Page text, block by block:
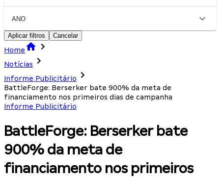
ANO
Aplicar filtros Cancelar
Home
Notícias
Informe Publicitário
BattleForge: Berserker bate 900% da meta de
financiamento nos primeiros dias de campanha
Informe Publicitário
BattleForge: Berserker bate
900% da meta de
financiamento nos primeiros